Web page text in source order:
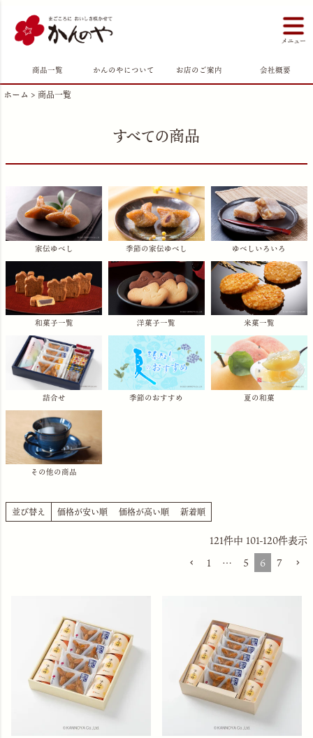
商品一覧 かんのやについて お店のご案内 会社概要
ホーム 商品一覧
すべての商品
家伝ゆべし 季節の家伝ゆべし ゆべしいろいろ
和菓子一覧 洋菓子一覧 米菓一覧
詰合せ 季節のおすすめ 夏の和菓
その他の商品
並び替え 価格が安い順 価格が高い順 新着順
121件中 101-120件表示
1
… 5 6 7